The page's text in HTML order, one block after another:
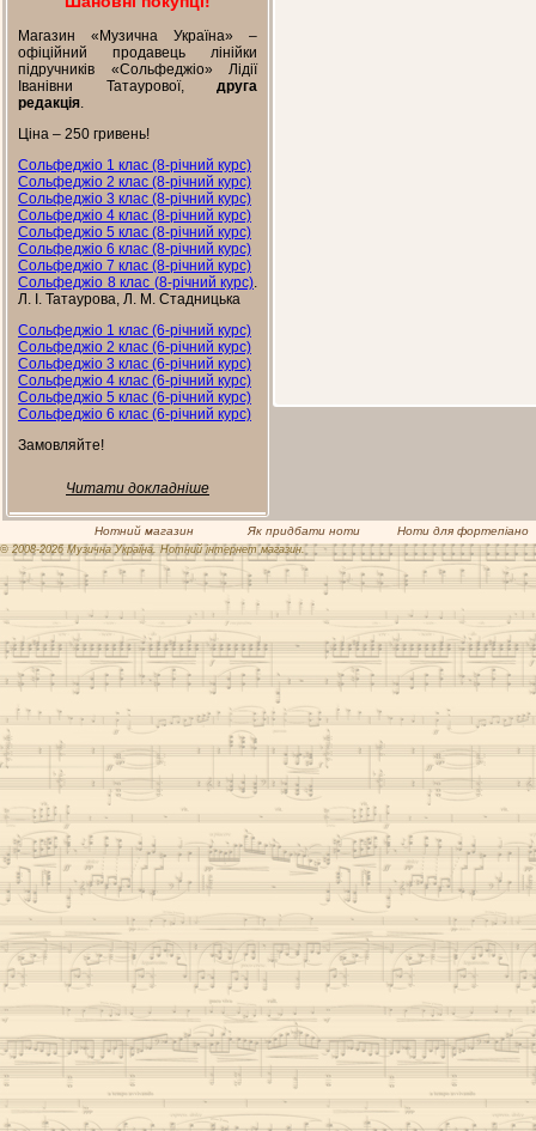
Магазин «Музична Україна» –
офіційний продавець лінійки
підручників «Сольфеджіо» Лідії
Іванівни Татаурової, друга
редакція.
Ціна – 250 гривень!
Сольфеджіо 1 клас (8-річний курс)
Сольфеджіо 2 клас (8-річний курс)
Сольфеджіо 3 клас (8-річний курс)
Сольфеджіо 4 клас (8-річний курс)
Сольфеджіо 5 клас (8-річний курс)
Сольфеджіо 6 клас (8-річний курс)
Сольфеджіо 7 клас (8-річний курс)
Сольфеджіо 8 клас (8-річний курс).
Л. І. Татаурова, Л. М. Стадницька
Сольфеджіо 1 клас (6-річний курс)
Сольфеджіо 2 клас (6-річний курс)
Сольфеджіо 3 клас (6-річний курс)
Сольфеджіо 4 клас (6-річний курс)
Сольфеджіо 5 клас (6-річний курс)
Сольфеджіо 6 клас (6-річний курс)
Замовляйте!
Читати докладніше
Нотний магазин Як придбати ноти Ноти для фортепіано
© 2008-2026 Музична Україна. Нотний інтернет магазин.